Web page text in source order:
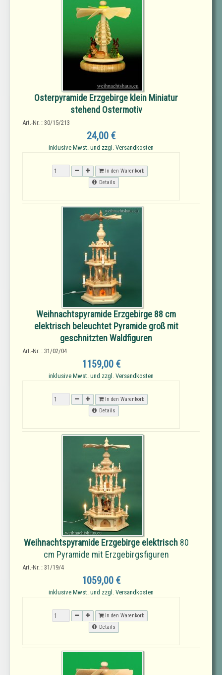
Osterpyramide Erzgebirge klein Miniatur
stehend Ostermotiv
Art.-Nr. : 30/15/213
24,00 €
inklusive Mwst. und zzgl. Versandkosten
In den Warenkorb
Details
Weihnachtspyramide Erzgebirge 88 cm
elektrisch beleuchtet Pyramide groß mit
geschnitzten Waldfiguren
Art.-Nr. : 31/02/04
1159,00 €
inklusive Mwst. und zzgl. Versandkosten
In den Warenkorb
Details
Weihnachtspyramide Erzgebirge elektrisch80
cm Pyramide mit Erzgebirgsfiguren
Art.-Nr. : 31/19/4
1059,00 €
inklusive Mwst. und zzgl. Versandkosten
In den Warenkorb
Details